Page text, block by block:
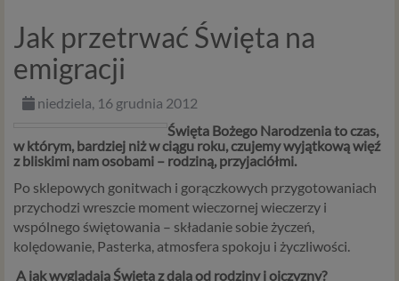
Jak przetrwać Święta na
emigracji
niedziela, 16 grudnia 2012
Święta Bożego Narodzenia to czas,
w którym, bardziej niż w ciągu roku, czujemy wyjątkową więź
z bliskimi nam osobami – rodziną, przyjaciółmi.
Po sklepowych gonitwach i gorączkowych przygotowaniach
przychodzi wreszcie moment wieczornej wieczerzy i
wspólnego świętowania – składanie sobie życzeń,
kolędowanie, Pasterka, atmosfera spokoju i życzliwości.
A jak wyglądają Święta z dala od rodziny i ojczyzny?